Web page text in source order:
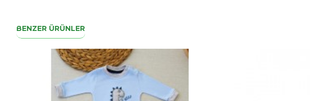
üretim ve paketleme süreçlerinin tamamı güncel ve en kabul edilebilir kalite-
ürettiğimiz kumaş ve deri ürünlerimizi Dağıtıcı, Retail, E-Satış kanalları ile
İsviçre, Fas başta olmak üzere 42 ülkede satışlarımız devam etmekte 70
ürünlerimizi müşterilerimizin beğenisine sunmaktır.
BENZER ÜRÜNLER